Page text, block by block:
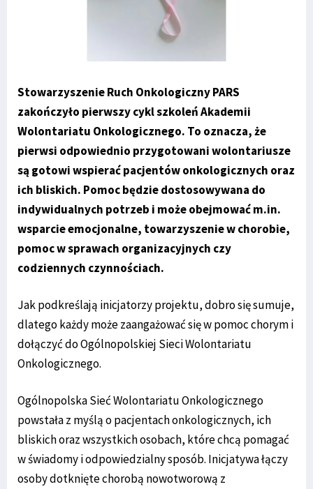
Stowarzyszenie Ruch Onkologiczny PARS
zakończyło pierwszy cykl szkoleń Akademii
Wolontariatu Onkologicznego. To oznacza, że
pierwsi odpowiednio przygotowani wolontariusze
są gotowi wspierać pacjentów onkologicznych oraz
ich bliskich. Pomoc będzie dostosowywana do
indywidualnych potrzeb i może obejmować m.in.
wsparcie emocjonalne, towarzyszenie w chorobie,
pomoc w sprawach organizacyjnych czy
codziennych czynnościach.
Jak podkreślają inicjatorzy projektu, dobro się sumuje,
dlatego każdy może zaangażować się w pomoc chorym i
dołączyć do Ogólnopolskiej Sieci Wolontariatu
Onkologicznego.
Ogólnopolska Sieć Wolontariatu Onkologicznego
powstała z myślą o pacjentach onkologicznych, ich
bliskich oraz wszystkich osobach, które chcą pomagać
w świadomy i odpowiedzialny sposób. Inicjatywa łączy
osoby dotknięte chorobą nowotworową z